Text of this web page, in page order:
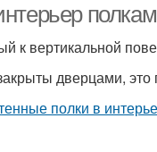
к вертикальной
дверцами,